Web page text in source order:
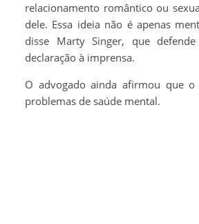
relacionamento romântico ou
dele. Essa ideia não é apenas
disse Marty Singer, que
declaração à imprensa.
O advogado ainda afirmou que
problemas de saúde mental.